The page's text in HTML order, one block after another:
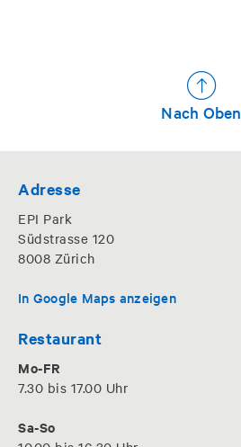
Nach Oben
Adresse
EPI Park
Südstrasse 120
8008 Zürich
In Google Maps anzeigen
Restaurant
Mo-FR
7.30 bis 17.00 Uhr
Sa-So